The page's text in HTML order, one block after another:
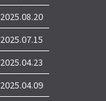
2025.08.20
2025.07.15
2025.04.23
2025.04.09